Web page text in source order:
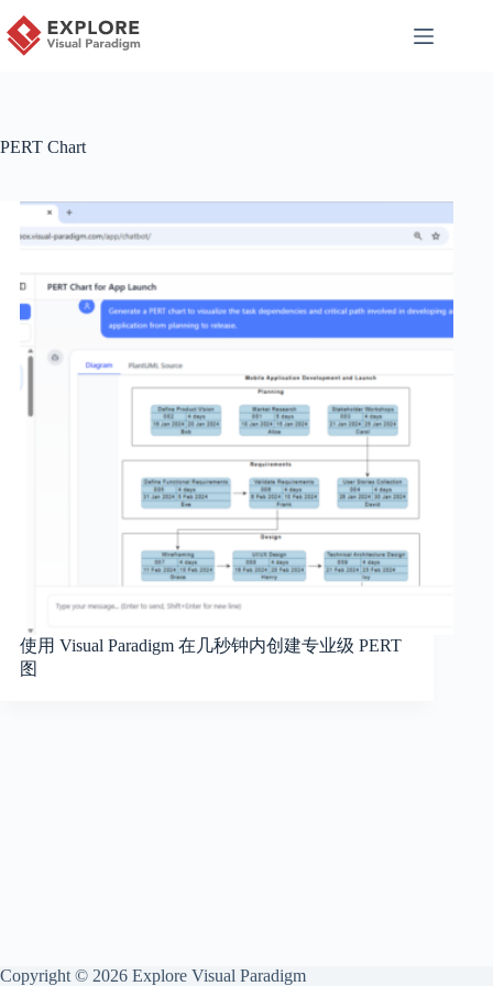
PERT Chart
使用 Visual Paradigm 在几秒钟内创建专业级 PERT
图
Copyright © 2026 Explore Visual Paradigm